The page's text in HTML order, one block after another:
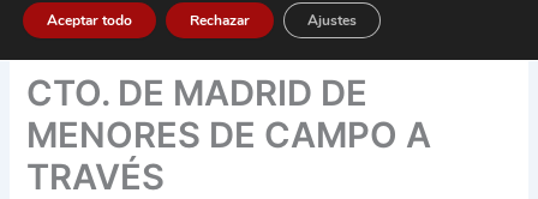
CTO. DE MADRID DE
MENORES DE CAMPO A
TRAVÉS
Aceptar todo Rechazar Ajustes